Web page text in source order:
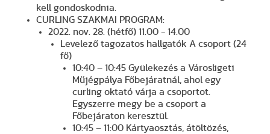
kell gondoskodnia.
CURLING SZAKMAI PROGRAM:
2022. nov. 28. (hétfő) 11.00 - 14.00
Levelező tagozatos hallgatók A csoport (24
fő)
10:40 – 10:45 Gyülekezés a Városligeti
Műjégpálya Főbejáratnál, ahol egy
curling oktató várja a csoportot.
Egyszerre megy be a csoport a
Főbejáraton keresztül.
10:45 – 11:00 Kártyaosztás, átöltözés,